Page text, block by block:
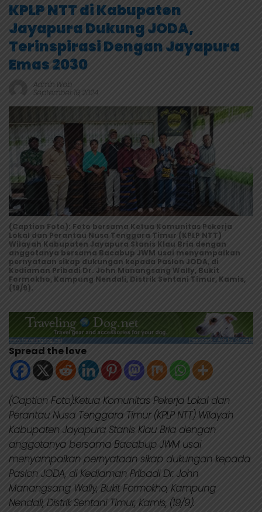
KPLP NTT di Kabupaten
Jayapura Dukung JODA,
Terinspirasi Dengan Jayapura
Emas 2030
Admin Web
September 19, 2024
(Caption Foto): Foto bersama Ketua Komunitas Pekerja
Lokal dan Perantau Nusa Tenggara Timur (KPLP NTT)
Wilayah Kabupaten Jayapura Stanis Klau Bria dengan
anggotanya bersama Bacabup JWM usai menyampaikan
pernyataan sikap dukungan kepada Paslon JODA, di
Kediaman Pribadi Dr. John Manangsang Wally, Bukit
Formokho, Kampung Nendali, Distrik Sentani Timur, Kamis,
(19/9).
Spread the love
(Caption Foto):Ketua Komunitas Pekerja Lokal dan
Perantau Nusa Tenggara Timur (KPLP NTT) Wilayah
Kabupaten Jayapura Stanis Klau Bria dengan
anggotanya bersama Bacabup JWM usai
menyampaikan pernyataan sikap dukungan kepada
Paslon JODA, di Kediaman Pribadi Dr. John
Manangsang Wally, Bukit Formokho, Kampung
Nendali, Distrik Sentani Timur, Kamis, (19/9).